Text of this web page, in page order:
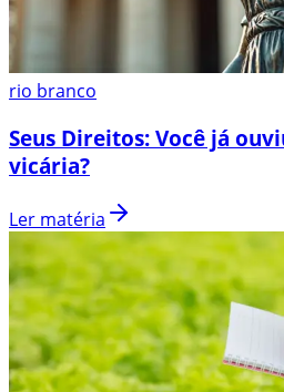
rio branco
Seus Direitos: Você já
vicária?
Ler matéria